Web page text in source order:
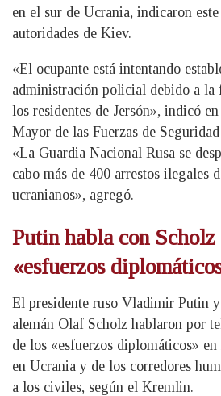
en el sur de Ucrania, indicaron
autoridades de Kiev.
«El ocupante está intentando
administración policial debido a la
los residentes de Jersón», indicó
Mayor de las Fuerzas de
«La Guardia Nacional Rusa se
cabo más de 400 arrestos ilegales
ucranianos», agregó.
Putin habla con Scholz
«esfuerzos
El presidente ruso Vladimir Putin
alemán Olaf Scholz hablaron por
de los «esfuerzos diplomáticos»
en Ucrania y de los corredores
a los civiles, según el Kremlin.